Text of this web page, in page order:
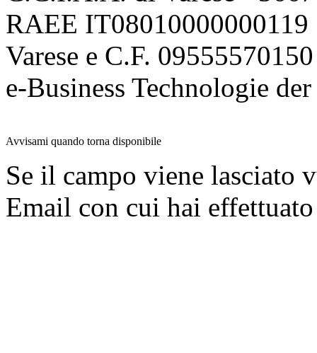
RAEE
Varese e C.F. 09555570150
e-Business Technologie
Avvisami quando torna disponibile
Se il campo viene lasciato
Email con cui hai